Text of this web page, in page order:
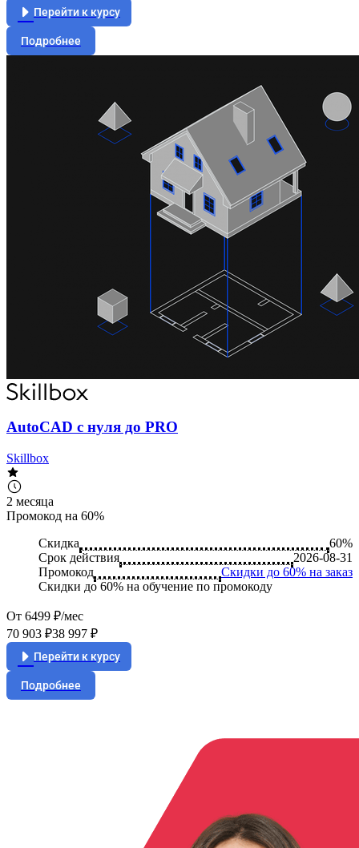
Перейти к курсу
Подробнее
AutoCAD с нуля до PRO
Skillbox
2 месяца
Промокод на 60%
Скидка
60%
Срок действия
2026-08-31
Промокод
Скидки до 60% на заказ
Скидки до 60% на обучение по промокоду
От 6499 ₽/мес
70 903 ₽38 997 ₽
Перейти к курсу
Подробнее